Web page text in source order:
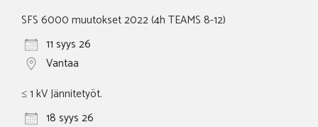
SFS 6000 muutokset 2022 (4h TEAMS 8-12)
11 syys 26
Vantaa
≤ 1 kV Jännitetyöt.
18 syys 26